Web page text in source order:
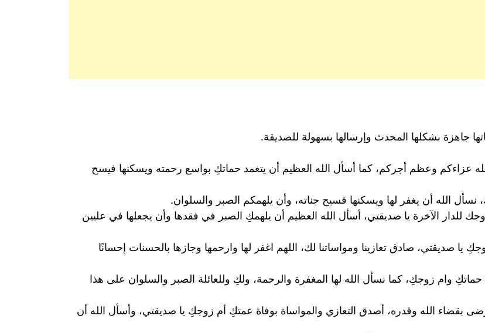
جاهزة بشكلها المحدث وإرسالها بسهولة للصديقة.
الله عزاءكم وعظم أجركم، كما أسأل الله العظيم أن يتغمد حماتكِ بواسع رحمته ويسكنها فيسح
الله أن يغفر لها ويسكنها فسيح جناته، وأن يلهمكم الصبر والسلوان.
زوجك للدار الآخرة يا صديقتي، أسأل الله العظيم أن يلهمكِ الصبر في فقدها وأن يجعلها في عليين
صديقتي، صادق تعازينا ومواساتنا لك، اللهم اغفر لها وارحمها وجازها بالحسنات إحسانًا
حماتكِ وام زوجكِ، كما نسأل الله لها المغفرة والرحمة، ولكِ وللعائلة الصبر والسلوان على هذا
بقضاء الله وقدره، أصدق التعازي والمواساة بوفاة عمتكِ أم زوجكِ يا صديقتي، وأسأل الله أن